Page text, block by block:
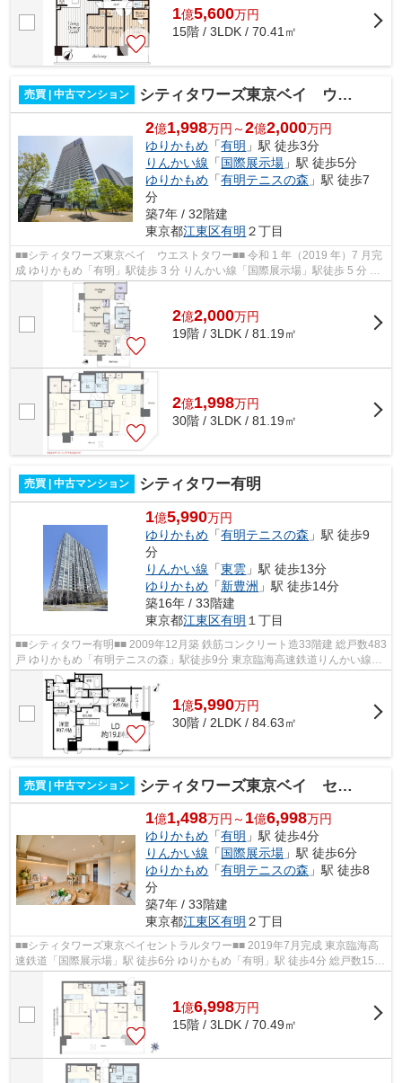
1億5,600万円
15階 / 3LDK / 70.41㎡
売買 | 中古マンション シティタワーズ東京ベイ ウエストタワー
2億1,998万円～2億2,000万円
ゆりかもめ 「有明 」駅 徒歩3分
りんかい線 「国際展示場 」駅 徒歩5分
ゆりかもめ 「有明テニスの森 」駅 徒歩7
分
築7年 / 32階建
東京都江東区有明 ２丁目
■■シティタワーズ東京ベイ ウエストタワー■■ 令和 1 年（2019 年）7 月完
成 ゆりかもめ「有明」駅徒歩 3 分 りんかい線「国際展示場」駅徒歩 5 分 総
戸数1539 戸 ペット飼育可（...
2億2,000万円
19階 / 3LDK / 81.19㎡
2億1,998万円
30階 / 3LDK / 81.19㎡
売買 | 中古マンション シティタワー有明
1億5,990万円
ゆりかもめ 「有明テニスの森 」駅 徒歩9
分
りんかい線 「東雲 」駅 徒歩13分
ゆりかもめ 「新豊洲 」駅 徒歩14分
築16年 / 33階建
東京都江東区有明 １丁目
■■シティタワー有明■■ 2009年12月築 鉄筋コンクリート造33階建 総戸数483
戸 ゆりかもめ「有明テニスの森」駅徒歩9分 東京臨海高速鉄道りんかい線
「東雲」駅徒歩13分 24時間有人管理...
1億5,990万円
30階 / 2LDK / 84.63㎡
売買 | 中古マンション シティタワーズ東京ベイ セントラルタワー
1億1,498万円～ 1億6,998万円
ゆりかもめ 「有明 」駅 徒歩4分
りんかい線 「国際展示場 」駅 徒歩6分
ゆりかもめ 「有明テニスの森 」駅 徒歩8
分
築7年 / 33階建
東京都江東区有明 ２丁目
■■シティタワーズ東京ベイセントラルタワー■■ 2019年7月完成 東京臨海高
速鉄道「国際展示場」駅 徒歩6分 ゆりかもめ「有明」駅 徒歩4分 総戸数1539
1億6,998万円
15階 / 3LDK / 70.49㎡